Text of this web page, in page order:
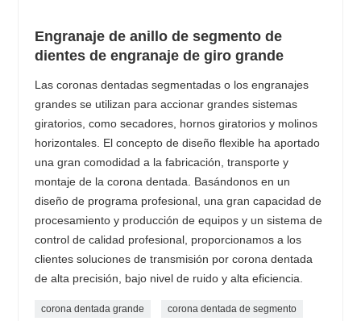
Engranaje de anillo de segmento de
dientes de engranaje de giro grande
Las coronas dentadas segmentadas o los engranajes
grandes se utilizan para accionar grandes sistemas
giratorios, como secadores, hornos giratorios y molinos
horizontales. El concepto de diseño flexible ha aportado
una gran comodidad a la fabricación, transporte y
montaje de la corona dentada. Basándonos en un
diseño de programa profesional, una gran capacidad de
procesamiento y producción de equipos y un sistema de
control de calidad profesional, proporcionamos a los
clientes soluciones de transmisión por corona dentada
de alta precisión, bajo nivel de ruido y alta eficiencia.
corona dentada grande corona dentada de segmento